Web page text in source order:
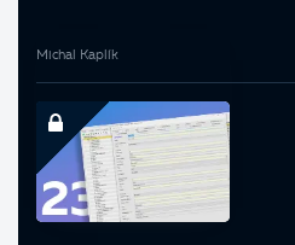
Michal Kaplík